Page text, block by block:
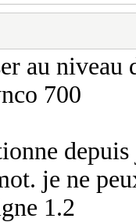
au niveau
700
je ne
1.2